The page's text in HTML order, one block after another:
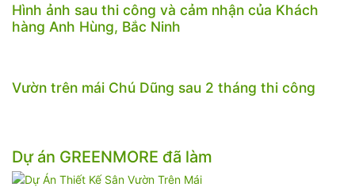
Hình ảnh sau thi công và cảm nhận của Khách
hàng Anh Hùng, Bắc Ninh
Vườn trên mái Chú Dũng sau 2 tháng thi công
Dự án GREENMORE đã làm